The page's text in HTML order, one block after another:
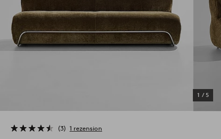
1 / 5
3 1 rezension